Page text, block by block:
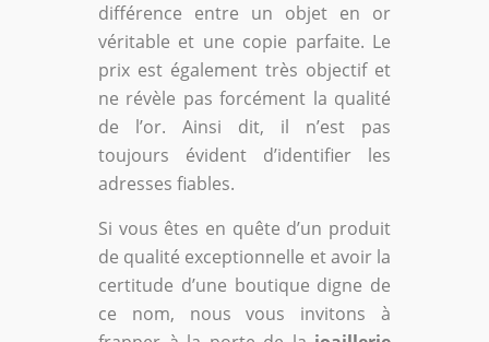
différence entre un objet en or
véritable et une copie parfaite. Le
prix est également très objectif et
ne révèle pas forcément la qualité
de l’or. Ainsi dit, il n’est pas
toujours évident d’identifier les
adresses fiables.
Si vous êtes en quête d’un produit
de qualité exceptionnelle et avoir la
certitude d’une boutique digne de
ce nom, nous vous invitons à